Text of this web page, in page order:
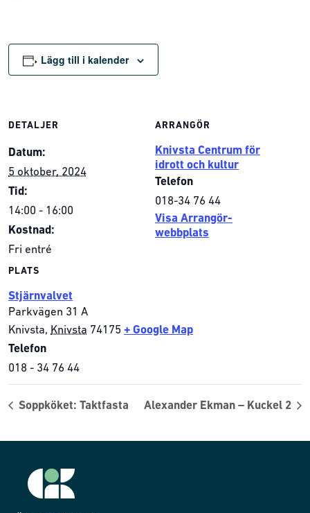
Lägg till i kalender
DETALJER
Datum:
5 oktober, 2024
Tid:
14:00 - 16:00
Kostnad:
Fri entré
PLATS
Stjärnvalvet
Parkvägen 31 A
Knivsta, Knivsta 74175 + Google Map
Telefon
018 - 34 76 44
ARRANGÖR
Knivsta Centrum för
idrott och kultur
Telefon
018-34 76 44
Visa Arrangör-
webbplats
Soppköket: Taktfasta Alexander Ekman – Kuckel 2